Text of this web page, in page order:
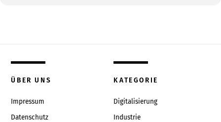
ÜBER UNS
Impressum
Datenschutz
KATEGORIE
Digitalisierung
Industrie